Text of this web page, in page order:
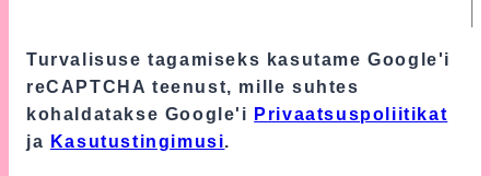
Turvalisuse tagamiseks kasutame Google'i
reCAPTCHA teenust, mille suhtes
kohaldatakse Google'i Privaatsuspoliitikat
ja Kasutustingimusi.